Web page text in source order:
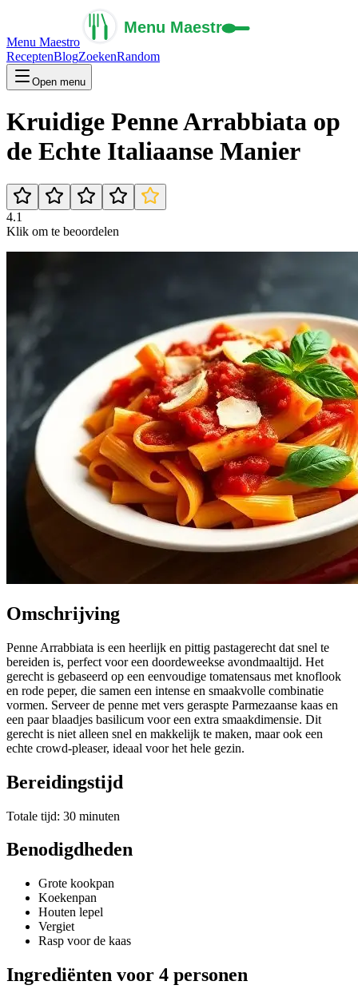
Menu Maestro
ReceptenBlogZoekenRandom
Open menu
Kruidige Penne Arrabbiata op
de Echte Italiaanse Manier
4.1
Klik om te beoordelen
Omschrijving
Penne Arrabbiata is een heerlijk en pittig pastagerecht dat snel te
bereiden is, perfect voor een doordeweekse avondmaaltijd. Het
gerecht is gebaseerd op een eenvoudige tomatensaus met knoflook
en rode peper, die samen een intense en smaakvolle combinatie
vormen. Serveer de penne met vers geraspte Parmezaanse kaas en
een paar blaadjes basilicum voor een extra smaakdimensie. Dit
gerecht is niet alleen snel en makkelijk te maken, maar ook een
echte crowd-pleaser, ideaal voor het hele gezin.
Bereidingstijd
Totale tijd: 30 minuten
Benodigdheden
Grote kookpan
Koekenpan
Houten lepel
Vergiet
Rasp voor de kaas
Ingrediënten voor 4 personen